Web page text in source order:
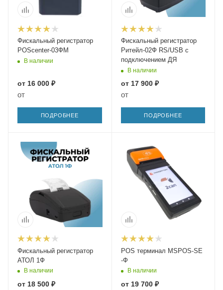
Фискальный регистратор
POScenter-03ФМ
В наличии
от 16 000 ₽
от
ПОДРОБНЕЕ
Фискальный регистратор
Ритейл-02Ф RS/USB с
подключением ДЯ
В наличии
от 17 900 ₽
от
ПОДРОБНЕЕ
Фискальный регистратор
АТОЛ 1Ф
В наличии
от 18 500 ₽
POS терминал MSPOS-SE
-Ф
В наличии
от 19 700 ₽